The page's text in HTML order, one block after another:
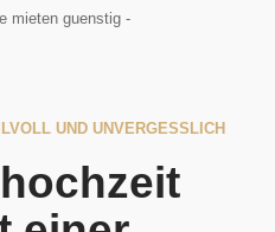
UND UNVERGESSLICH